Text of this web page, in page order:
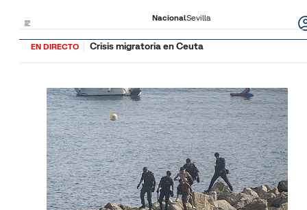
NacionalSevilla
EN DIRECTO Crisis migratoria en Ceuta